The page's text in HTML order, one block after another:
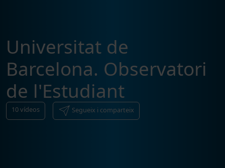
Universitat de
Barcelona. Observatori
de l'Estudiant
10vídeos Segueix i comparteix